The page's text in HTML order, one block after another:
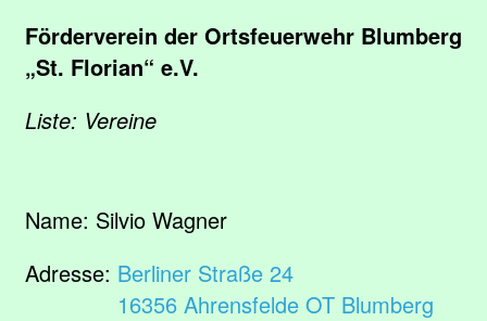
Förderverein der Ortsfeuerwehr Blumberg
„St. Florian“ e.V.
Liste: Vereine
Name: Silvio Wagner
Adresse: Berliner Straße 24
16356 Ahrensfelde OT Blumberg